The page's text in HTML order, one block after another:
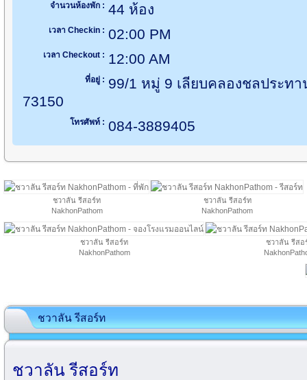
จำนวนห้องพัก : 44 ห้อง
เวลา Checkin : 02:00 PM
เวลา Checkout : 12:00 AM
ที่อยู่ : 99/1 หมู่ 9 เลียบคลองชลประท
73150
โทรศัพท์ : 084-3889405
ชวาลัน รีสอร์ท
NakhonPathom
ชวาลัน รีสอร์ท
NakhonPathom
ชวาลัน รีสอร์ท
NakhonPathom
ชวาลัน รีสอ
ชวาลัน รีสอร์ท
ชวาลัน รีสอร์ท